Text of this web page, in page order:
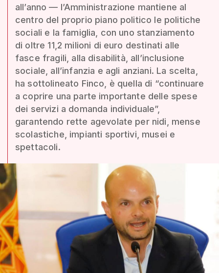
all’anno — l’Amministrazione mantiene al
centro del proprio piano politico le politiche
sociali e la famiglia, con uno stanziamento
di oltre 11,2 milioni di euro destinati alle
fasce fragili, alla disabilità, all’inclusione
sociale, all’infanzia e agli anziani. La scelta,
ha sottolineato Finco, è quella di “continuare
a coprire una parte importante delle spese
dei servizi a domanda individuale”,
garantendo rette agevolate per nidi, mense
scolastiche, impianti sportivi, musei e
spettacoli.